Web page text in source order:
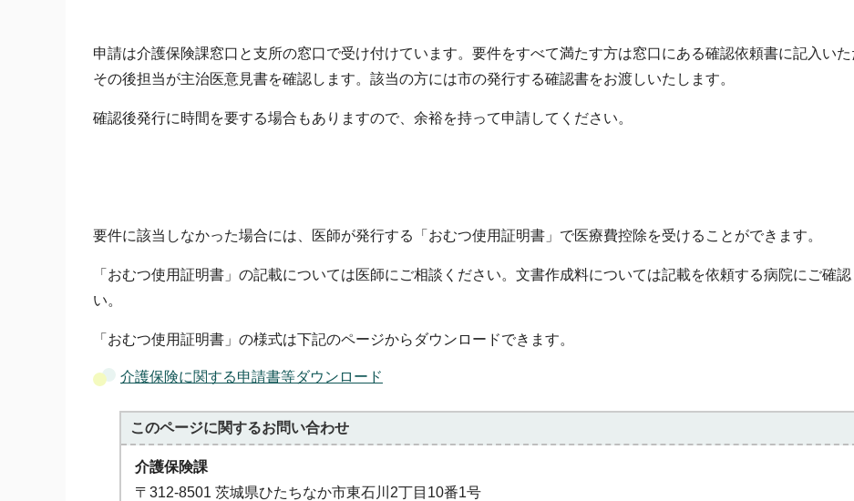
申請は介護保険課窓口と支所の窓口で受け付けています。要件をすべて満たす方は窓口にある確認依頼書に記入いた
その後担当が主治医意見書を確認します。該当の方には市の発行する確認書をお渡しいたします。
確認後発行に時間を要する場合もありますので、余裕を持って申請してください。
要件に該当しなかった場合には、医師が発行する「おむつ使用証明書」で医療費控除を受けることができます。
「おむつ使用証明書」の記載については医師にご相談ください。文書作成料については記載を依頼する病院にご確認
い。
「おむつ使用証明書」の様式は下記のページからダウンロードできます。
介護保険に関する申請書等ダウンロード
このページに関するお問い合わせ
介護保険課
〒312-8501 茨城県ひたちなか市東石川2丁目10番1号